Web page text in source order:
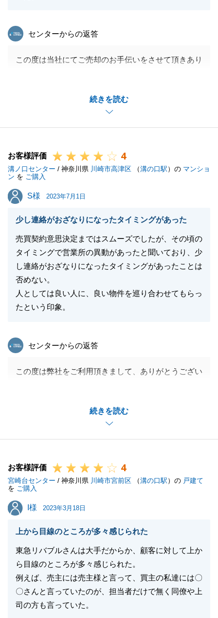
続きを読む
東急リバブル
センターからの返答
この度は当社にてご売却のお手伝いをさせて頂きあり
にお取引を終える事が出来ました。
今後、何かお困りの事がございましたら、お気軽にご
連絡下さい。
お客様評価 4
溝ノ口センター / 神奈川県 川崎市高津区 （溝の口駅）の マンショ
ン を ご購入
S様
S様 2023年7月1日
少し連絡がおざなりになったタイミングがあった
売買契約意思決定まではスムーズでしたが、その頃の
タイミングで営業所の異動があったと聞いており、少
し連絡がおざなりになったタイミングがあったことは
否めない。
人としては良い人に、良い物件を巡り合わせてもらっ
たという印象。
続きを読む
東急リバブル
センターからの返答
この度は弊社をご利用頂きまして、ありがとうござい
S様より頂いたご指摘を、今後に活かしていければと
存じます。
お客様評価 4
宮崎台センター / 神奈川県 川崎市宮前区 （溝の口駅）の 戸建て
を ご購入
I様
I様 2023年3月18日
上から目線のところが多々感じられた
東急リバブルさんは大手だからか、顧客に対して上か
ら目線のところが多々感じられた。
例えば、売主には売主様と言って、買主の私達には〇
〇さんと言っていたのが、担当者だけで無く同僚や上
司の方も言っていた。